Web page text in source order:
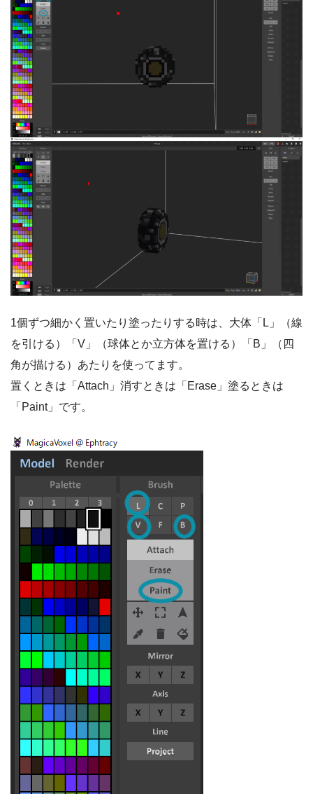
1個ずつ細かく置いたり塗ったりする時は、大体「L」（線
を引ける）「V」（球体とか立方体を置ける）「B」（四
角が描ける）あたりを使ってます。
置くときは「Attach」消すときは「Erase」塗るときは
「Paint」です。